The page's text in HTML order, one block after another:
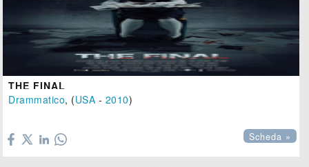
THE FINAL
Drammatico, (USA - 2010)
Scheda »